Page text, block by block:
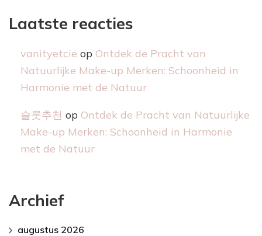
Laatste reacties
vanityetcie op Ontdek de Pracht van
Natuurlijke Make-up Merken: Schoonheid in
Harmonie met de Natuur
슬롯추천 op Ontdek de Pracht van Natuurlijke
Make-up Merken: Schoonheid in Harmonie
met de Natuur
Archief
augustus 2026